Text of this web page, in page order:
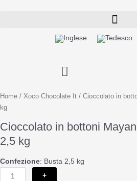
Home / Xoco Chocolate It / Cioccolato in
kg
Cioccolato in bottoni
2,5 kg
Confezione: Busta 2,5 kg
in
bottoni
Red
70%
2,5
+